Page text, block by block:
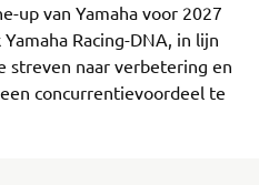
up van Yamaha voor 2027
Racing-DNA, in lijn
streven naar verbetering en
concurrentievoordeel te